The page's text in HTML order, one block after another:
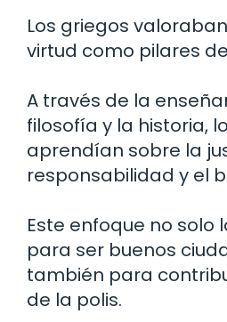
Los griegos
virtud como pilares
A través de la
filosofía y la historia,
aprendían sobre la
responsabilidad y el
Este enfoque no solo
para ser buenos
también para
de la polis.